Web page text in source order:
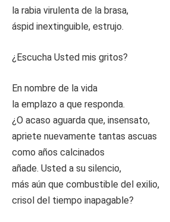
la rabia virulenta de la brasa,
áspid inextinguible, estrujo.
¿Escucha Usted mis gritos?
En nombre de la vida
la emplazo a que responda.
¿O acaso aguarda que, insensato,
apriete nuevamente tantas ascuas
como años calcinados
añade. Usted a su silencio,
más aún que combustible del exilio,
crisol del tiempo inapagable?